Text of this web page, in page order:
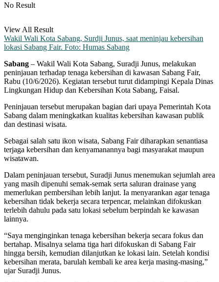
No Result
View All Result
Wakil Wali Kota Sabang, Surdji Junus, saat meninjau kebersihan
lokasi Sabang Fair. Foto: Humas Sabang
Sabang – Wakil Wali Kota Sabang, Suradji Junus, melakukan
peninjauan terhadap tenaga kebersihan di kawasan Sabang Fair,
Rabu (10/6/2026). Kegiatan tersebut turut didampingi Kepala Dinas
Lingkungan Hidup dan Kebersihan Kota Sabang, Faisal.
Peninjauan tersebut merupakan bagian dari upaya Pemerintah Kota
Sabang dalam meningkatkan kualitas kebersihan kawasan publik
dan destinasi wisata.
Sebagai salah satu ikon wisata, Sabang Fair diharapkan senantiasa
terjaga kebersihan dan kenyamanannya bagi masyarakat maupun
wisatawan.
Dalam peninjauan tersebut, Suradji Junus menemukan sejumlah area
yang masih dipenuhi semak-semak serta saluran drainase yang
memerlukan pembersihan lebih lanjut. Ia menyarankan agar tenaga
kebersihan tidak bekerja secara terpencar, melainkan difokuskan
terlebih dahulu pada satu lokasi sebelum berpindah ke kawasan
lainnya.
“Saya menginginkan tenaga kebersihan bekerja secara fokus dan
bertahap. Misalnya selama tiga hari difokuskan di Sabang Fair
hingga bersih, kemudian dilanjutkan ke lokasi lain. Setelah kondisi
kebersihan merata, barulah kembali ke area kerja masing-masing,”
ujar Suradji Junus.